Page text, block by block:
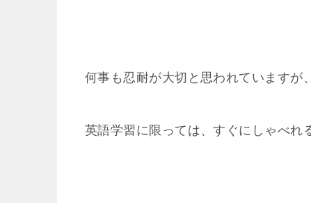
何事も忍耐が大切と思われていますが、
英語学習に限っては、すぐにしゃべれ